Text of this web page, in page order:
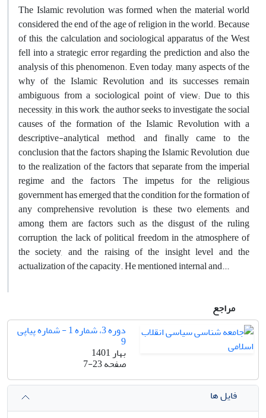
The Islamic revolution was formed when the material world
considered the end of the age of religion in the world. Because
of this, the calculation and sociological apparatus of the West
fell into a strategic error regarding the prediction and also the
analysis of this phenomenon. Even today, many aspects of the
why of the Islamic Revolution and its successes remain
ambiguous from a sociological point of view; Due to this
necessity, in this work, the author seeks to investigate the social
causes of the formation of the Islamic Revolution with a
descriptive-analytical method, and finally came to the
conclusion that the factors shaping the Islamic Revolution, due
to the realization of the factors that separate from the imperial
regime and the factors The impetus for the religious
government has emerged that the condition for the formation of
any comprehensive revolution is these two elements, and
among them are factors such as the disgust of the ruling
corruption, the lack of political freedom in the atmosphere of
the society, and the raising of the insight level and the
actualization of the capacity. He mentioned internal and...
مراجع
دوره 3، شماره 1 - شماره پیاپی
9
بهار 1401
صفحه7-23
فایل ها